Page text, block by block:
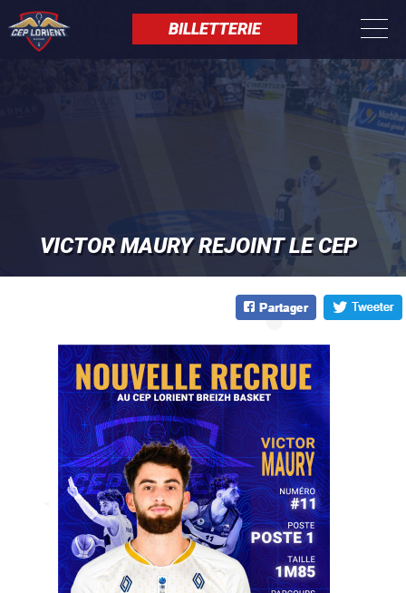
au
contenu
principal
BILLETTERIE
VICTOR MAURY REJOINT LE CEP
Panneau de gestion des cookies